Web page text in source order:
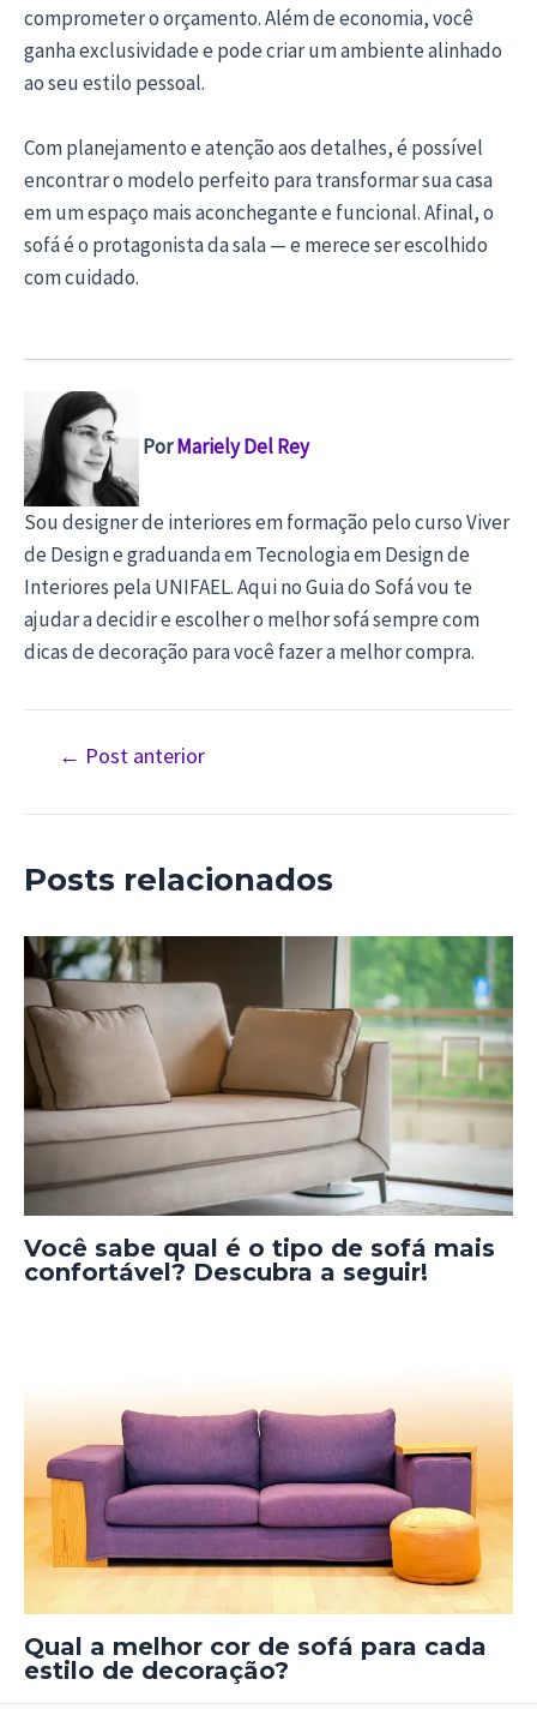
comprometer o orçamento. Além de economia, você
ganha exclusividade e pode criar um ambiente alinhado
ao seu estilo pessoal.
Com planejamento e atenção aos detalhes, é possível
encontrar o modelo perfeito para transformar sua casa
em um espaço mais aconchegante e funcional. Afinal, o
sofá é o protagonista da sala — e merece ser escolhido
com cuidado.
PorMariely Del Rey
Sou designer de interiores em formação pelo curso Viver
de Design e graduanda em Tecnologia em Design de
Interiores pela UNIFAEL. Aqui no Guia do Sofá vou te
ajudar a decidir e escolher o melhor sofá sempre com
dicas de decoração para você fazer a melhor compra.
Navegação
Post
← Post anterior
Posts relacionados
Você sabe qual é o tipo de sofá mais
confortável? Descubra a seguir!
Qual a melhor cor de sofá para cada
estilo de decoração?